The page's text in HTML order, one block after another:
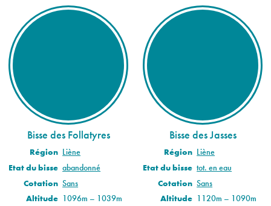
Bisse des Follatyres
Région Liène
Etat du bisse abandonné
Cotation Sans
Altitude 1096m – 1039m
Bisse des Jasses
Région Liène
Etat du bisse tot. en eau
Cotation Sans
Altitude 1120m – 1090m